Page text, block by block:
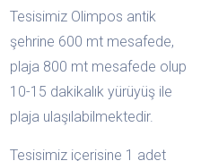
Tesisimiz Olimpos antik
şehrine 600 mt mesafede,
plaja 800 mt mesafede olup
10-15 dakikalık yürüyüş ile
plaja ulaşılabilmektedir.
Tesisimiz içerisine 1 adet